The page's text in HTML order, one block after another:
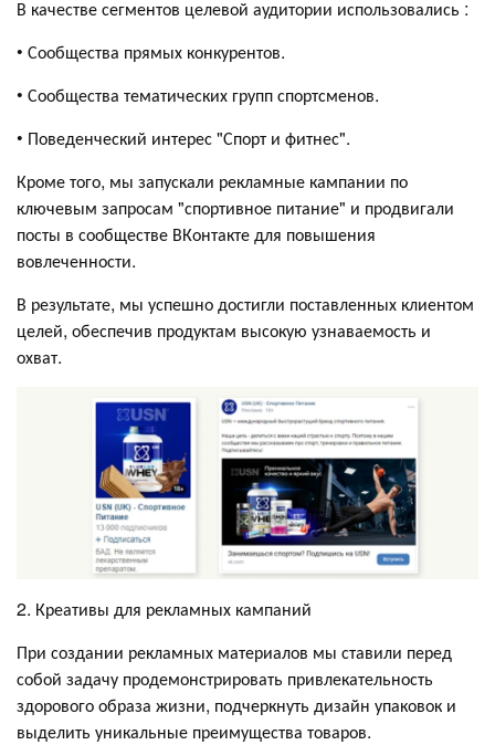
В качестве сегментов целевой аудитории использовались :
• Сообщества прямых конкурентов.
• Сообщества тематических групп спортсменов.
• Поведенческий интерес "Спорт и фитнес".
Кроме того, мы запускали рекламные кампании по
ключевым запросам "спортивное питание" и продвигали
посты в сообществе ВКонтакте для повышения
вовлеченности.
В результате, мы успешно достигли поставленных клиентом
целей, обеспечив продуктам высокую узнаваемость и
охват.
2. Креативы для рекламных кампаний
При создании рекламных материалов мы ставили перед
собой задачу продемонстрировать привлекательность
здорового образа жизни, подчеркнуть дизайн упаковок и
выделить уникальные преимущества товаров.